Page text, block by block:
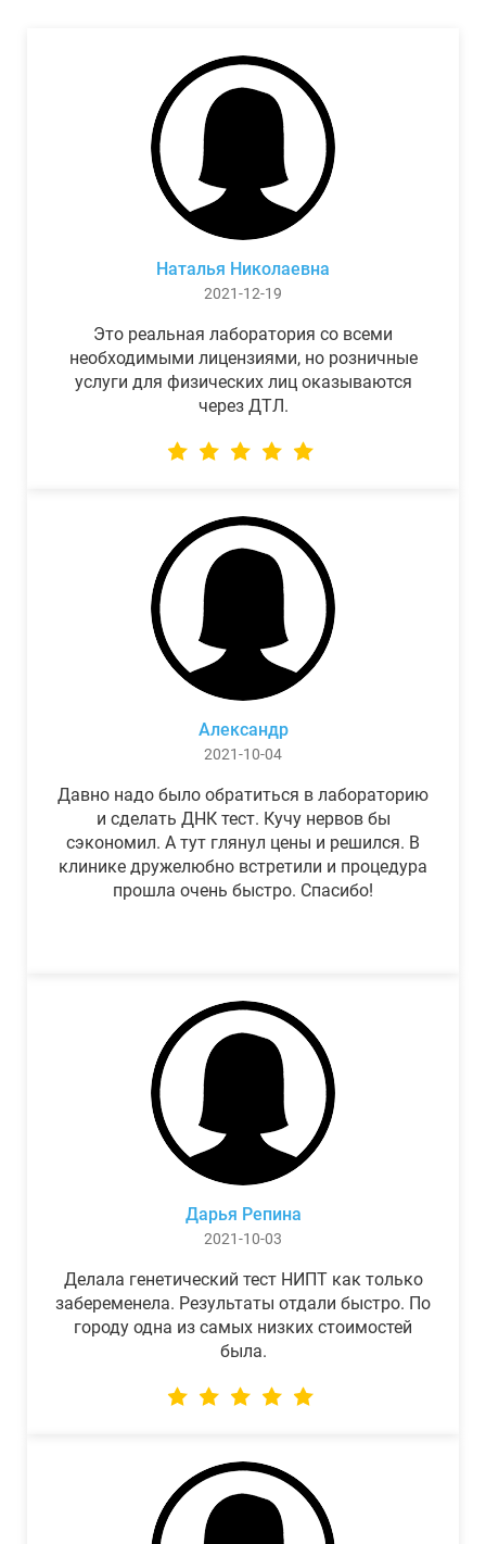
Наталья Николаевна
2021-12-19
Это реальная лаборатория со всеми
необходимыми лицензиями, но розничные
услуги для физических лиц оказываются
через ДТЛ.
Александр
2021-10-04
Давно надо было обратиться в лабораторию
и сделать ДНК тест. Кучу нервов бы
сэкономил. А тут глянул цены и решился. В
клинике дружелюбно встретили и процедура
прошла очень быстро. Спасибо!
Дарья Репина
2021-10-03
Делала генетический тест НИПТ как только
забеременела. Результаты отдали быстро. По
городу одна из самых низких стоимостей
была.